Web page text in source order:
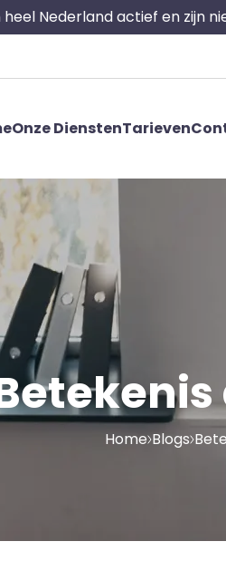
heel Nederland actief en zijn
Onze DienstenTarieven
Home Blogs